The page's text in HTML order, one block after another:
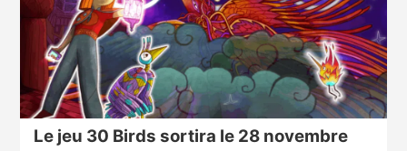
Le jeu 30 Birds sortira le 28 novembre